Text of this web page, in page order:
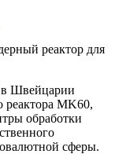
в Швейцарии
реактора MK60,
обработки
сферы.